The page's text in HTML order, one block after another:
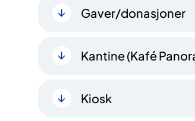
Gaver/donasjoner
Kantine (Kafé
Kiosk